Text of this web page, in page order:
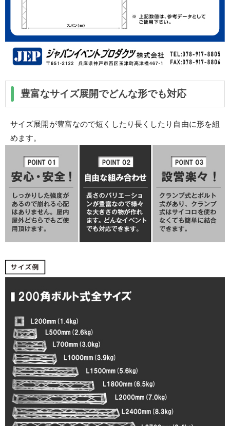
豊富なサイズ展開でどんな形でも対応
サイズ展開が豊富なので短くしたり長くしたり自由に形を組
めます。